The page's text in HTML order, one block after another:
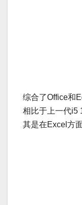
综合了Office和
相比于上一代i5
其是在Excel方面